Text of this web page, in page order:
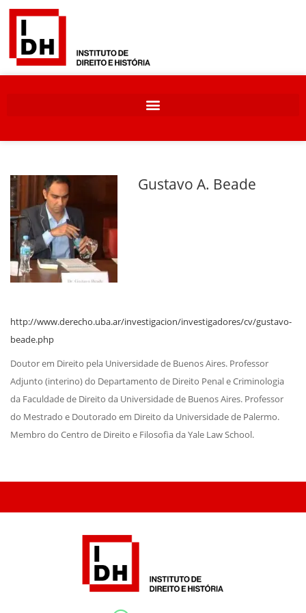
Gustavo A. Beade
http://www.derecho.uba.ar/investigacion/investigadores/cv/gustavo-
beade.php
Doutor em Direito pela Universidade de Buenos Aires. Professor
Adjunto (interino) do Departamento de Direito Penal e Criminologia
da Faculdade de Direito da Universidade de Buenos Aires. Professor
do Mestrado e Doutorado em Direito da Universidade de Palermo.
Membro do Centro de Direito e Filosofia da Yale Law School.